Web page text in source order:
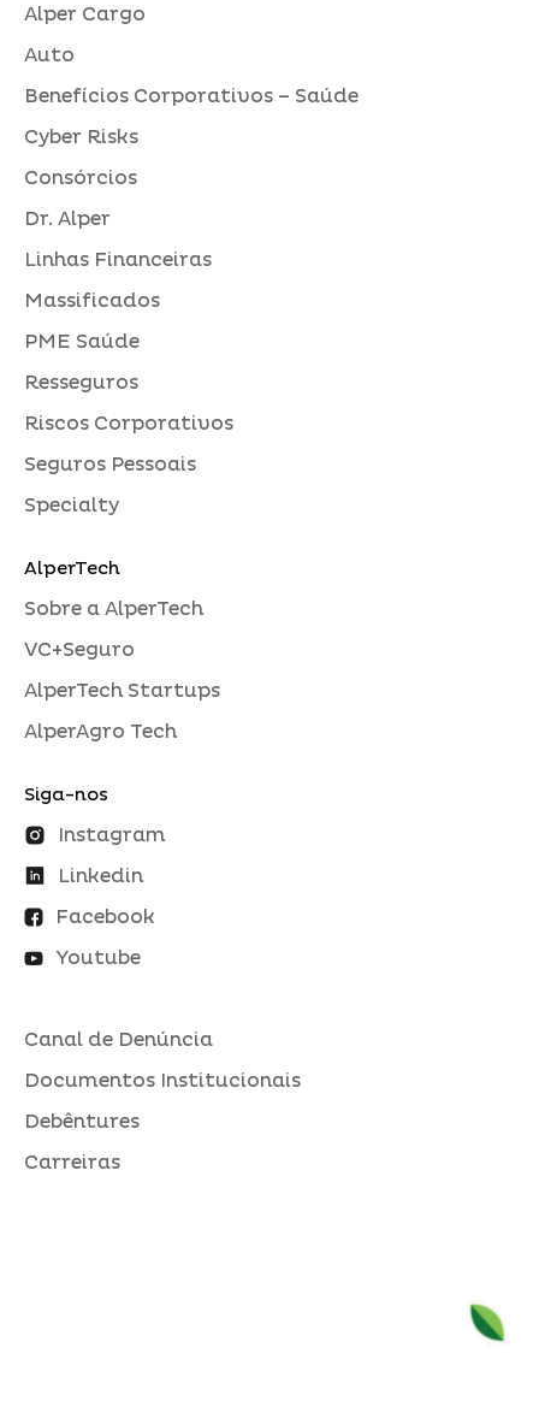
Alper Cargo
Auto
Benefícios Corporativos – Saúde
Cyber Risks
Consórcios
Dr. Alper
Linhas Financeiras
Massificados
PME Saúde
Resseguros
Riscos Corporativos
Seguros Pessoais
Specialty
AlperTech
Sobre a AlperTech
VC+Seguro
AlperTech Startups
AlperAgro Tech
Siga-nos
Instagram
Linkedin
Facebook
Youtube
Canal de Denúncia
Documentos Institucionais
Debêntures
Carreiras